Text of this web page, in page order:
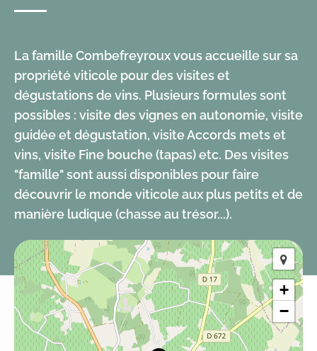
La famille Combefreyroux vous accueille sur sa
propriété viticole pour des visites et
dégustations de vins. Plusieurs formules sont
possibles : visite des vignes en autonomie, visite
guidée et dégustation, visite Accords mets et
vins, visite Fine bouche (tapas) etc. Des visites
"famille" sont aussi disponibles pour faire
découvrir le monde viticole aux plus petits et de
manière ludique (chasse au trésor...).
+
−